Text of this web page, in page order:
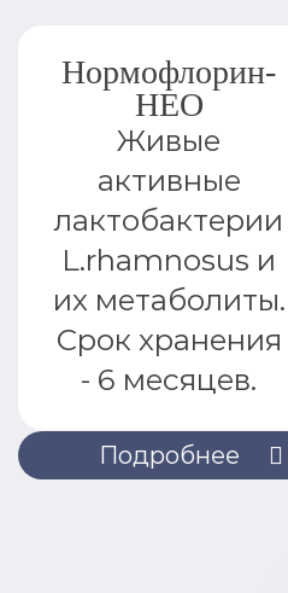
Подробнее
Нормофлорин-
НЕО
Живые
активные
лактобактерии
L.rhamnosus и
их метаболиты.
Срок хранения
- 6 месяцев.